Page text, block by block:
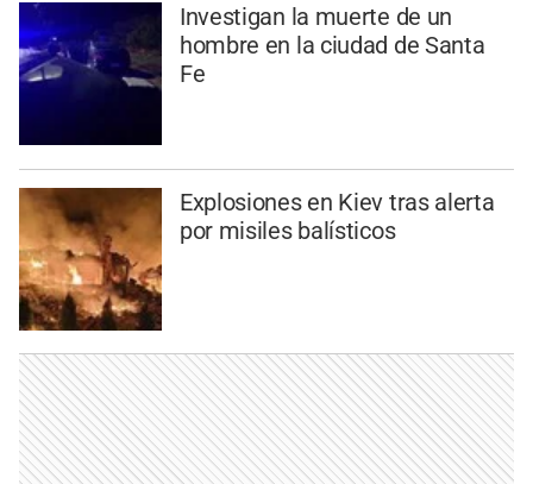
Investigan la muerte de un
hombre en la ciudad de Santa
Fe
Explosiones en Kiev tras alerta
por misiles balísticos